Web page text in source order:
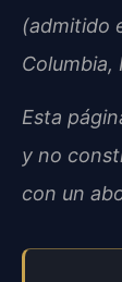
(admitido
Columbia,
Esta
y no
con un